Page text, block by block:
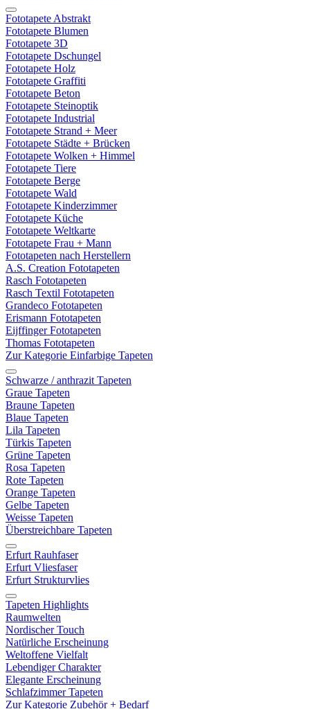
Fototapete Abstrakt
Fototapete Blumen
Fototapete 3D
Fototapete Dschungel
Fototapete Holz
Fototapete Graffiti
Fototapete Beton
Fototapete Steinoptik
Fototapete Industrial
Fototapete Strand + Meer
Fototapete Städte + Brücken
Fototapete Wolken + Himmel
Fototapete Tiere
Fototapete Berge
Fototapete Wald
Fototapete Kinderzimmer
Fototapete Küche
Fototapete Weltkarte
Fototapete Frau + Mann
Fototapeten nach Herstellern
A.S. Creation Fototapeten
Rasch Fototapeten
Rasch Textil Fototapeten
Grandeco Fototapeten
Erismann Fototapeten
Eijffinger Fototapeten
Thomas Fototapeten
Zur Kategorie Einfarbige Tapeten
Schwarze / anthrazit Tapeten
Graue Tapeten
Braune Tapeten
Blaue Tapeten
Lila Tapeten
Türkis Tapeten
Grüne Tapeten
Rosa Tapeten
Rote Tapeten
Orange Tapeten
Gelbe Tapeten
Weisse Tapeten
Überstreichbare Tapeten
Erfurt Rauhfaser
Erfurt Vliesfaser
Erfurt Strukturvlies
Tapeten Highlights
Raumwelten
Nordischer Touch
Natürliche Erscheinung
Weltoffene Vielfalt
Lebendiger Charakter
Elegante Erscheinung
Schlafzimmer Tapeten
Zur Kategorie Zubehör + Bedarf